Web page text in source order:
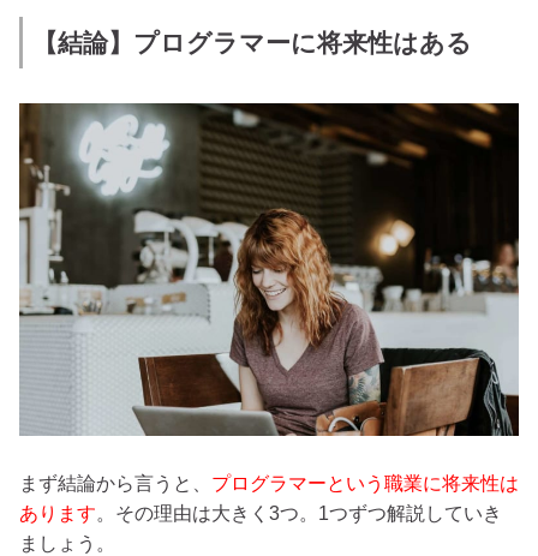
【結論】プログラマーに将来性はある
まず結論から言うと、 プログラマーという職業に将来性は
あります。その理由は大きく3つ。1つずつ解説していき
ましょう。